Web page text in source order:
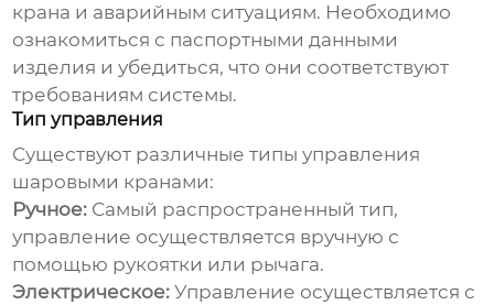
крана и аварийным ситуациям. Необходимо
ознакомиться с паспортными данными
изделия и убедиться, что они соответствуют
требованиям системы.
Тип управления
Существуют различные типы управления
шаровыми кранами:
Ручное: Самый распространенный тип,
управление осуществляется вручную с
помощью рукоятки или рычага.
Электрическое: Управление осуществляется с